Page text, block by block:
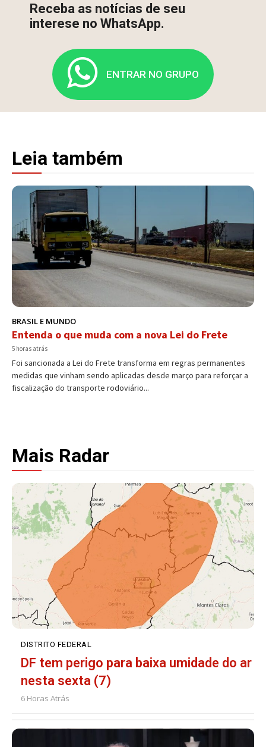
Receba as notícias de seu
interese no WhatsApp.
ENTRAR NO GRUPO
Leia também
BRASIL E MUNDO
Entenda o que muda com a nova Lei do Frete
5 horas atrás
Foi sancionada a Lei do Frete transforma em regras permanentes
medidas que vinham sendo aplicadas desde março para reforçar a
fiscalização do transporte rodoviário...
Mais Radar
DISTRITO FEDERAL
DF tem perigo para baixa umidade do ar
nesta sexta (7)
6 Horas Atrás